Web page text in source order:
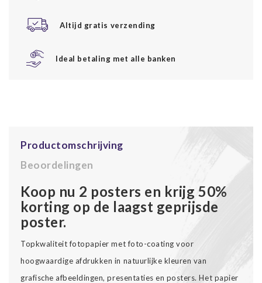
Altijd gratis verzending
Ideal betaling met alle banken
Productomschrijving
Beoordelingen
Koop nu 2 posters en krijg 50%
korting op de laagst geprijsde
poster.
Topkwaliteit fotopapier met foto-coating voor
hoogwaardige afdrukken in natuurlijke kleuren van
grafische afbeeldingen, presentaties en posters. Het papier